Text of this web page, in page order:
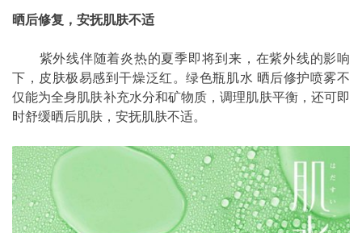
晒后修复，安抚肌肤不适
紫外线伴随着炎热的夏季即将到来，在紫外线的影响
下，皮肤极易感到干燥泛红。绿色瓶肌水 晒后修护喷雾不
仅能为全身肌肤补充水分和矿物质，调理肌肤平衡，还可即
时舒缓晒后肌肤，安抚肌肤不适。